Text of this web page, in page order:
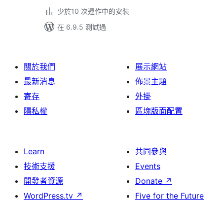
少於10 次運作中的安裝
在 6.9.5 測試過
關於我們
最新消息
寄存
隱私權
展示網站
佈景主題
外掛
區塊版面配置
Learn
技術支援
開發者資源
WordPress.tv ↗
共同參與
Events
Donate ↗
Five for the Future